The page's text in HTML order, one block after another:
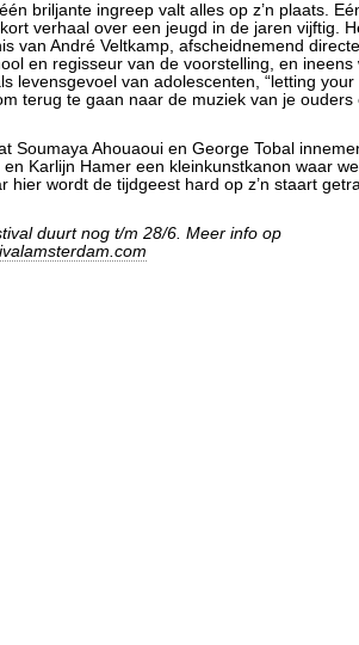
briljante ingreep valt alles op z’n plaats.
verhaal over een jeugd in de jaren vijftig.
van André Veltkamp, afscheidnemend
en regisseur van de voorstelling, en
levensgevoel van adolescenten, “letting your
terug te gaan naar de muziek van je
Soumaya Ahouaoui en George Tobal
en Karlijn Hamer een kleinkunstkanon waar
hier wordt de tijdgeest hard op z’n staart
duurt nog t/m 28/6. Meer info op